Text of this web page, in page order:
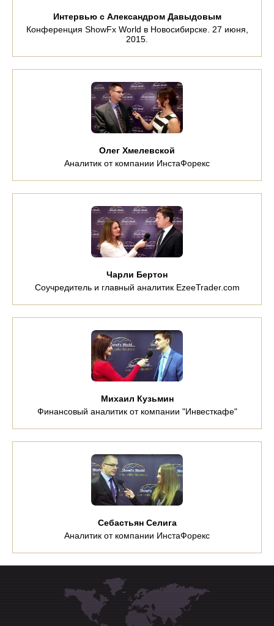
Интервью с Александром Давыдовым
Конференция ShowFx World в Новосибирске. 27 июня,
2015.
Олег Хмелевской
Аналитик от компании ИнстаФорекс
Чарли Бертон
Соучредитель и главный аналитик EzeeTrader.com
Михаил Кузьмин
Финансовый аналитик от компании "Инвесткафе"
Себастьян Селига
Аналитик от компании ИнстаФорекс